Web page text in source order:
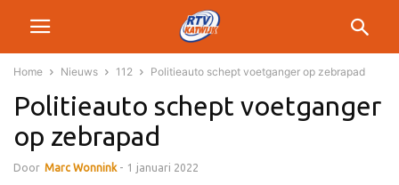
Home Nieuws 112 Politieauto schept voetganger op zebrapad
Politieauto schept voetganger
op zebrapad
Door Marc Wonnink - 1 januari 2022